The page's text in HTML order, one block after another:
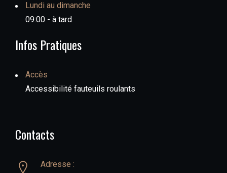
Lundi au dimanche
09:00 - à tard
Infos Pratiques
Accès
Accessibilité fauteuils roulants
Contacts
Adresse :